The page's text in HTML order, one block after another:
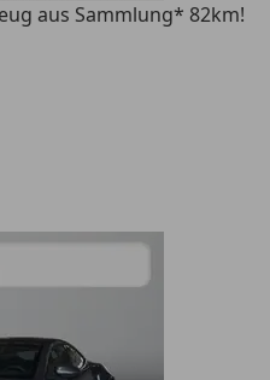
aus Sammlung* 82km!